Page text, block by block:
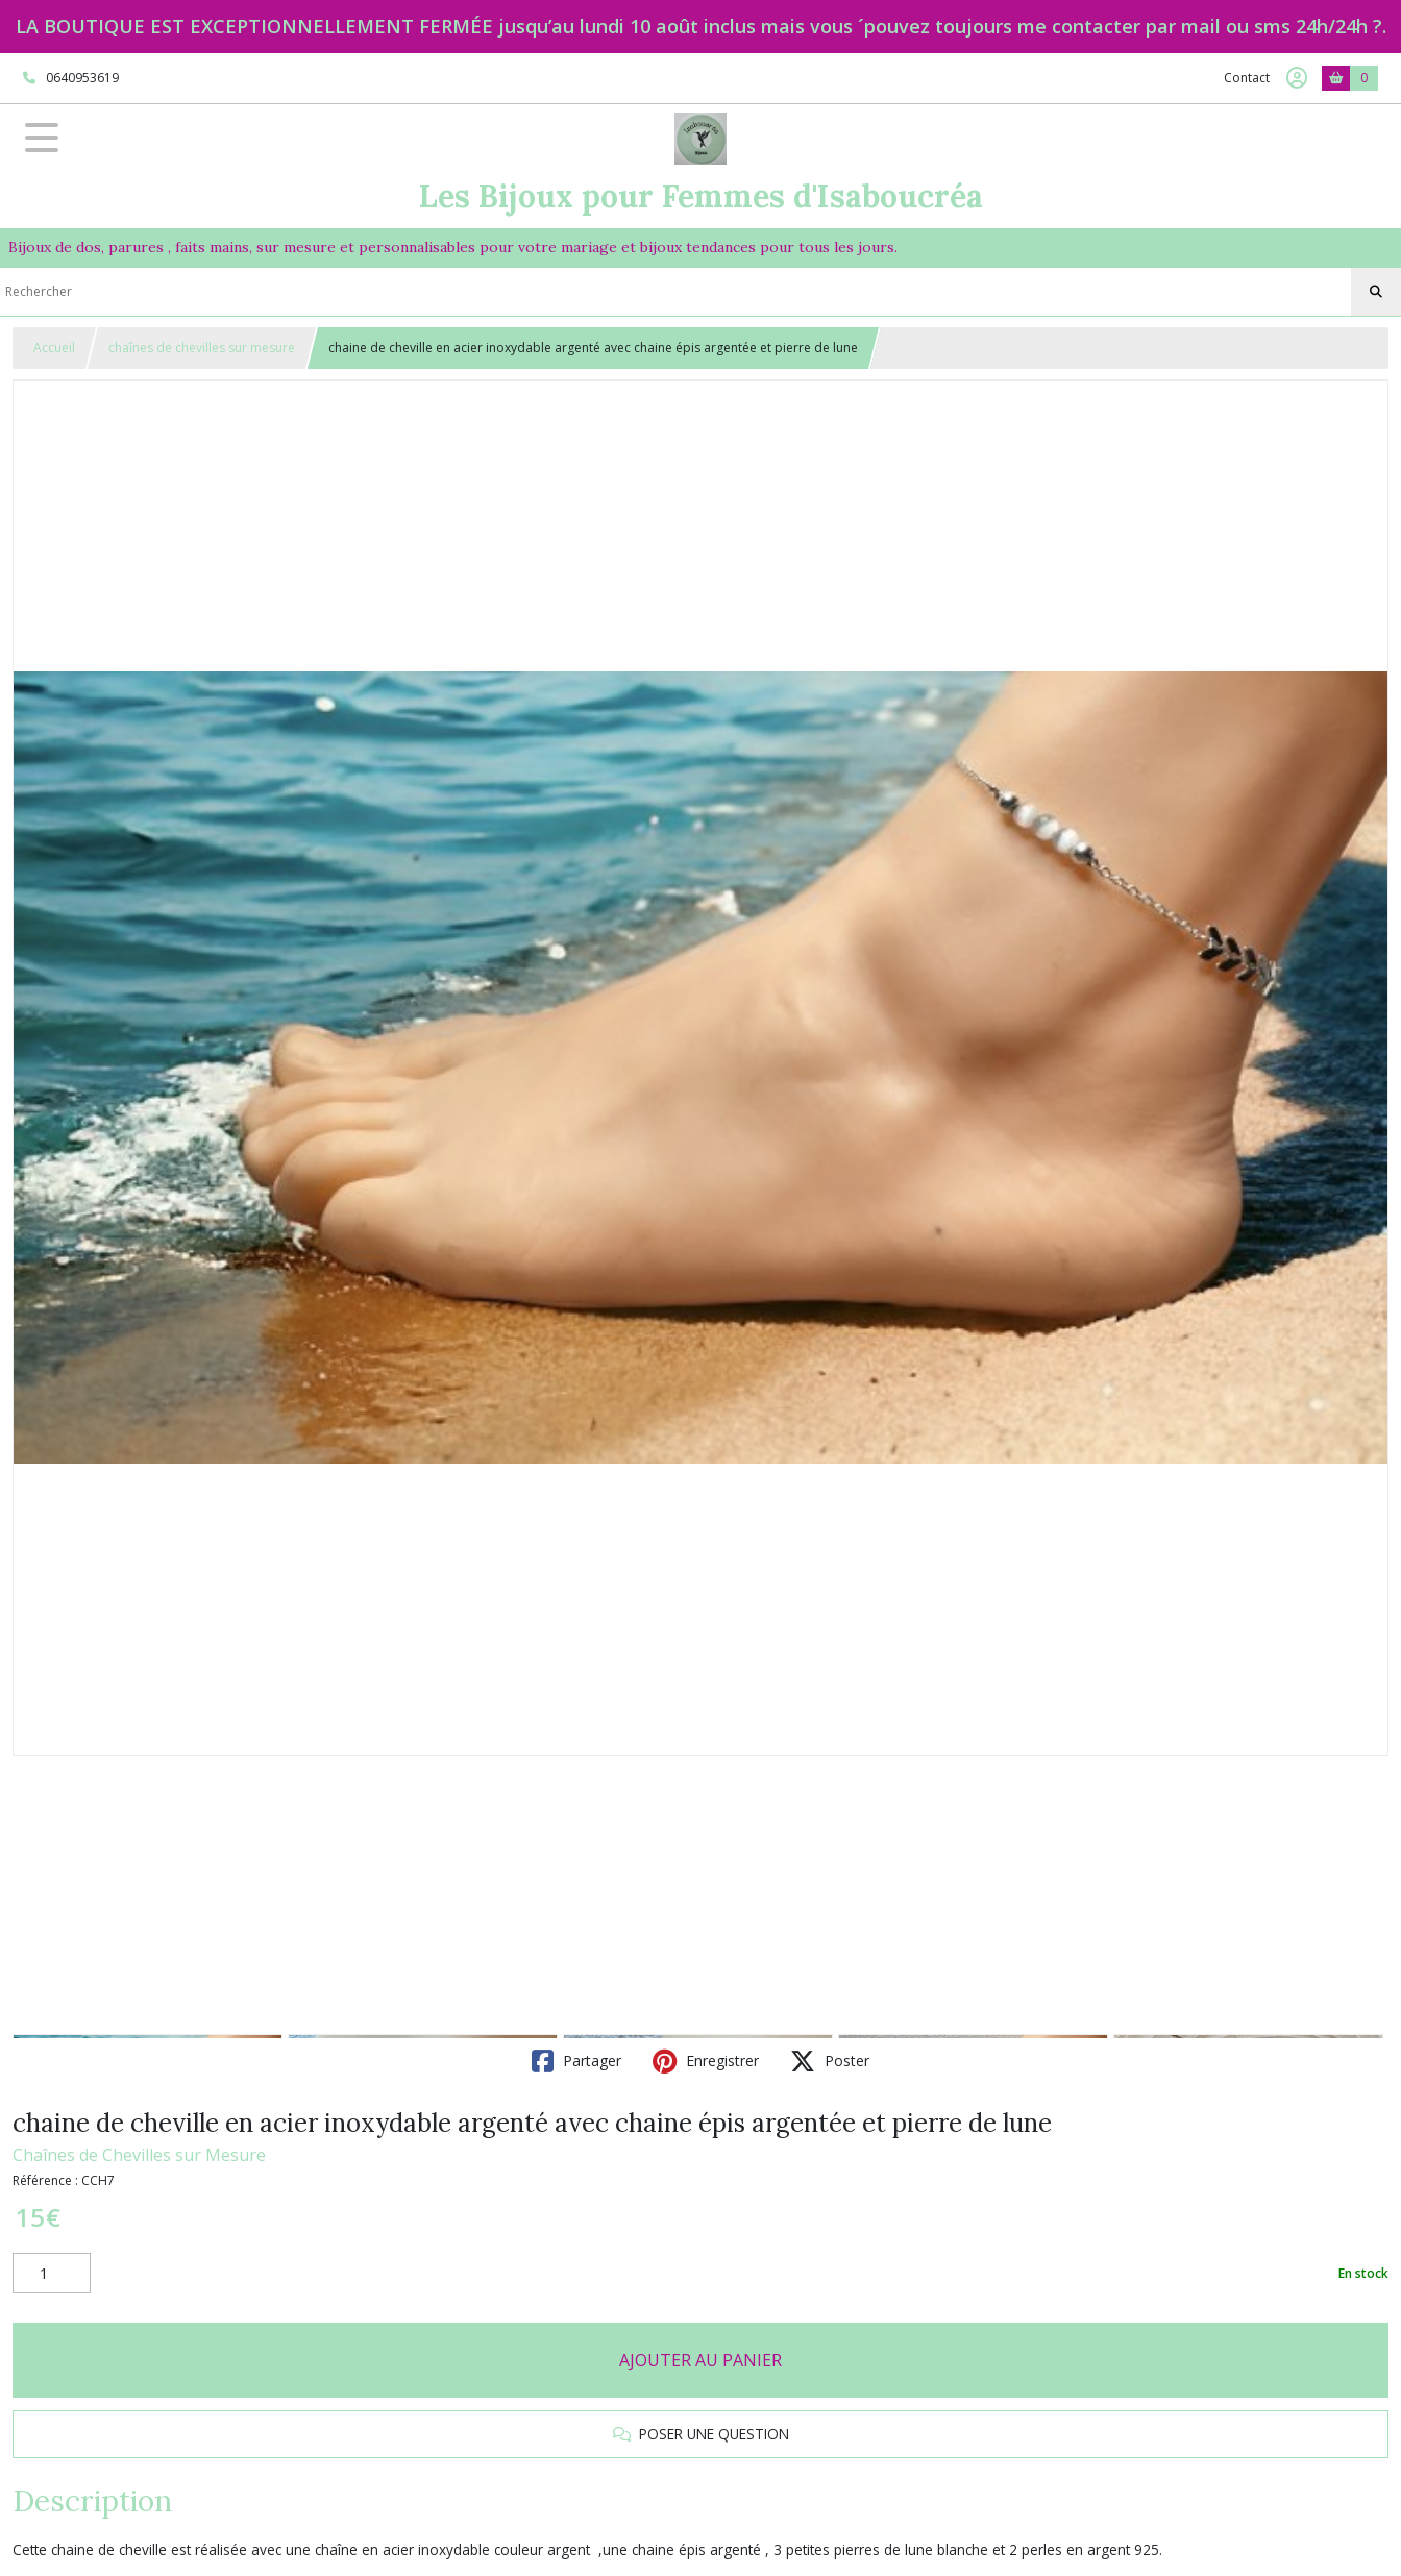
LA BOUTIQUE EST EXCEPTIONNELLEMENT FERMÉE jusqu’au lundi 10 août inclus mais vous ´pouvez toujours me contacter par mail ou sms 24h/24h ?.
0640953619 Contact 0
Les Bijoux pour Femmes d'Isaboucréa
Bijoux de dos, parures , faits mains, sur mesure et personnalisables pour votre mariage et bijoux tendances pour tous les jours.
Accueil chaînes de chevilles sur mesure chaine de cheville en acier inoxydable argenté avec chaine épis argentée et pierre de lune
Partager Enregistrer Poster
chaine de cheville en acier inoxydable argenté avec chaine épis argentée et pierre de lune
Chaînes de Chevilles sur Mesure
Référence : CCH7
15€
En stock
AJOUTER AU PANIER
POSER UNE QUESTION
Description
Cette chaine de cheville est réalisée avec une chaîne en acier inoxydable couleur argent ,une chaine épis argenté , 3 petites pierres de lune blanche et 2 perles en argent 925.